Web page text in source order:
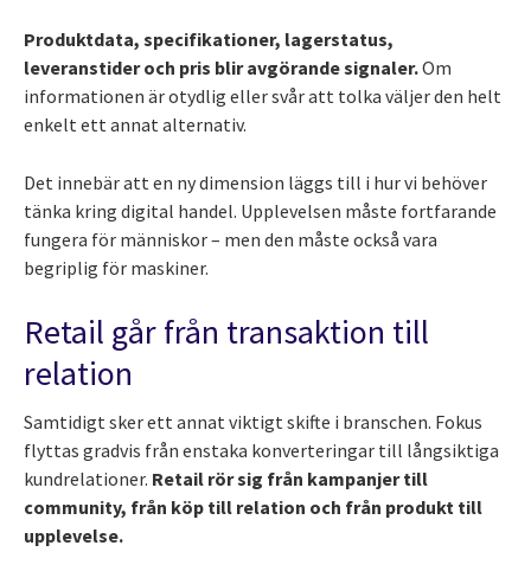
Produktdata, specifikationer, lagerstatus,
leveranstider och pris blir avgörande signaler.Om
informationen är otydlig eller svår att tolka väljer den helt
enkelt ett annat alternativ.
Det innebär att en ny dimension läggs till i hur vi behöver
tänka kring digital handel. Upplevelsen måste fortfarande
fungera för människor – men den måste också vara
begriplig för maskiner.
Retail går från transaktion till
relation
Samtidigt sker ett annat viktigt skifte i branschen. Fokus
flyttas gradvis från enstaka konverteringar till långsiktiga
kundrelationer. Retail rör sig från kampanjer till
community, från köp till relation och från produkt till
upplevelse.